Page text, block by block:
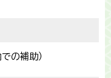
の補助）